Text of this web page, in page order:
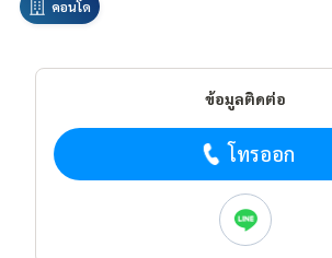
คอนโด
ข้อมูลติดต่อ
โทรออก